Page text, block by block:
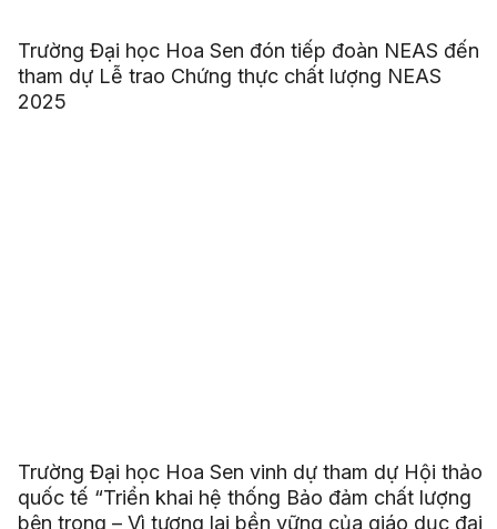
Trường Đại học Hoa Sen đón tiếp đoàn NEAS đến
tham dự Lễ trao Chứng thực chất lượng NEAS
2025
Trường Đại học Hoa Sen vinh dự tham dự Hội thảo
quốc tế “Triển khai hệ thống Bảo đảm chất lượng
bên trong – Vì tương lai bền vững của giáo dục đại